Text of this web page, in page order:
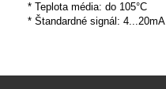
* Teplota média: do 105°C
* Štandardné signál: 4...20mA